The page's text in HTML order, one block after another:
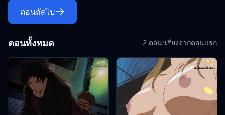
ตอนถัดไป
ตอนทั้งหมด 2 ตอน•เรียงจากตอนแรก